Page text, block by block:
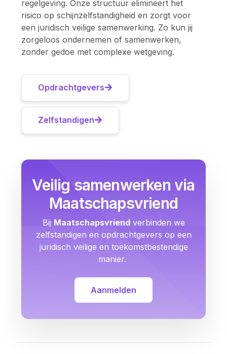
regelgeving. Onze structuur elimineert het
risico op schijnzelfstandigheid en zorgt voor
een juridisch veilige samenwerking. Zo kun jij
zorgeloos ondernemen of samenwerken,
zonder gedoe met complexe wetgeving.
Opdrachtgevers
Zelfstandigen
Veilig samenwerken via
Maatschapsvriend
Bij Maatschapsvriendverbinden we
zelfstandigen en opdrachtgevers op een
juridisch veilige en toekomstbestendige
manier.
Aanmelden